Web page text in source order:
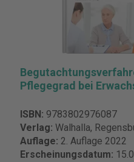
Pflegegrad bei
ISBN: 9783802976087
Verlag: Walhalla,
Auflage: 2. Auflage 2022
Erscheinungsdatum: